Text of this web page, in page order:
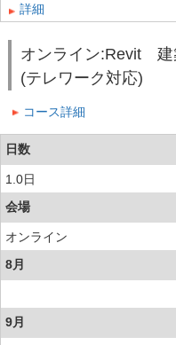
詳細
オンライン:Revit
(テレワーク対応)
コース詳細
日数
1.0日
会場
オンライン
8月
9月